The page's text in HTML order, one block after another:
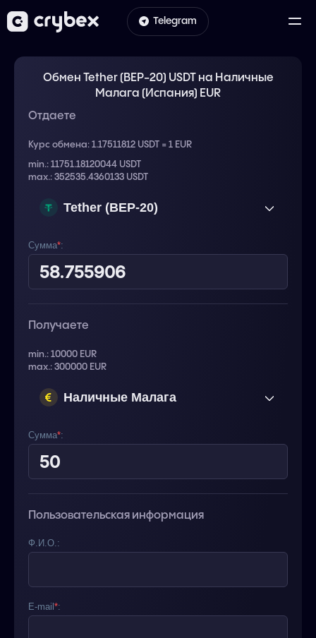
Telegram
Обмен Tether (BEP-20) USDT на Наличные
Малага (Испания) EUR
Отдаете
Курс обмена: 1.17511812 USDT = 1 EUR
min.: 11751.18120044 USDT
max.: 352535.4360133 USDT
Tether (BEP-20)
Сумма*:
Получаете
min.: 10000 EUR
max.: 300000 EUR
Наличные Малага
Сумма*:
Пользовательская информация
Ф.И.О.:
E-mail *: